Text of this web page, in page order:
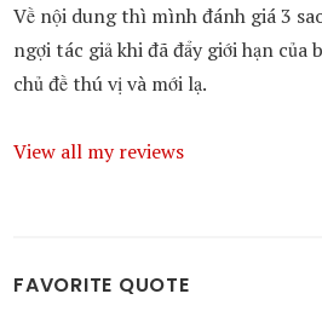
Về nội dung thì mình đánh giá 3
ngợi tác giả khi đã đẩy giới hạn của
chủ đề thú vị và mới lạ.
View all my reviews
FAVORITE QUOTE